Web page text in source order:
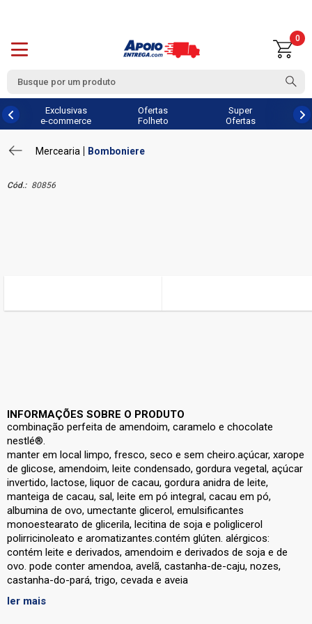
0
Exclusivas
e-commerce
Ofertas
Folheto
Super
Ofertas
Mercearia Bomboniere
Cód.: 80856
INFORMAÇÕES SOBRE O PRODUTO
combinação perfeita de amendoim, caramelo e chocolate
nestlé®.
manter em local limpo, fresco, seco e sem cheiro.açúcar, xarope
de glicose, amendoim, leite condensado, gordura vegetal, açúcar
invertido, lactose, liquor de cacau, gordura anidra de leite,
manteiga de cacau, sal, leite em pó integral, cacau em pó,
albumina de ovo, umectante glicerol, emulsificantes
monoestearato de glicerila, lecitina de soja e poliglicerol
polirricinoleato e aromatizantes.contém glúten. alérgicos:
contém leite e derivados, amendoim e derivados de soja e de
ovo. pode conter amendoa, avelã, castanha-de-caju, nozes,
castanha-do-pará, trigo, cevada e aveia
ler mais